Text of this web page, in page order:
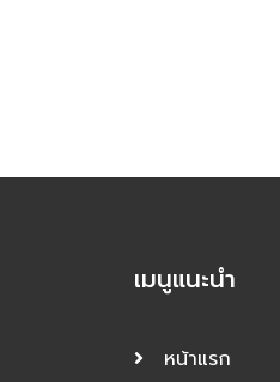
เมนูแนะนำ
หน้าแรก